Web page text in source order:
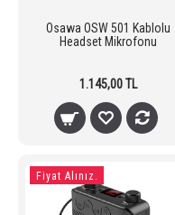
Osawa OSW 501 Kablolu
Headset Mikrofonu
1.145,00 TL
Fiyat Alınız.